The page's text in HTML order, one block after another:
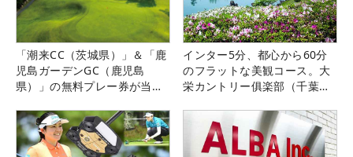
「潮来CC（茨城県）」＆「鹿
児島ガーデンGC（鹿児島
県）」の無料プレー券が当た
インター5分、都心から60分
のフラットな美観コース。大
栄カントリー俱楽部（千葉